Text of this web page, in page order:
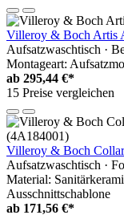
Villeroy & Boch Artis
Aufsatzwaschtisch ·
Montageart:
ab 295,44 €*
15 Preise vergleichen
Villeroy & Boch
Aufsatzwaschtisch ·
Material:
Ausschnittschablone
ab 171,56 €*